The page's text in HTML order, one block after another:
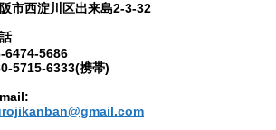
市西淀川区出来島2-3-32
6474-5686
5715-6333(携帯)